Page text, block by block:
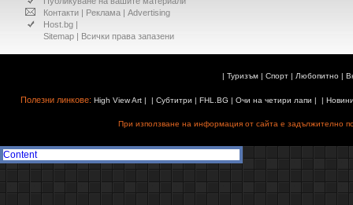
Контакти | Реклама | Advertising
Host.bg |
Sitemap | Всички права запазени
| Туризъм| Спорт| Любопитно|
Полезни линкове: High View Art| | Субтитри | FHL.BG | Очи на четири лапи | |
При използване на информация от сайта е задължително
Content